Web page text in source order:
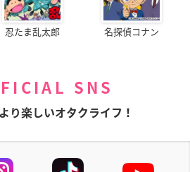
忍たま乱太郎 名探偵コナン
SNS
り楽しいオタクライフ！